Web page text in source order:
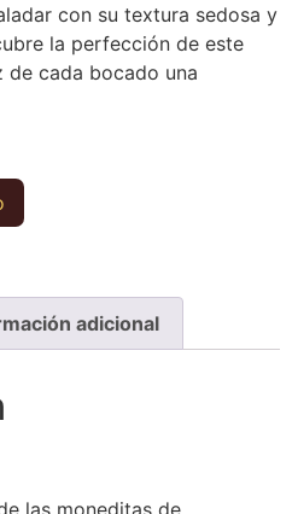
con su textura sedosa y
la perfección de este
de cada bocado una
adicional